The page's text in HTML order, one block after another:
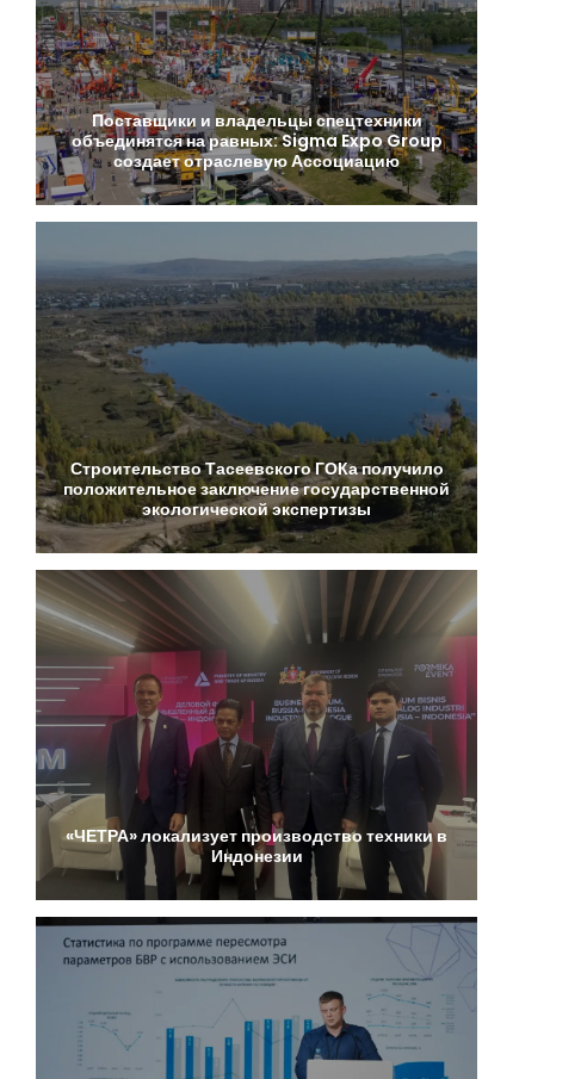
Поставщики и владельцыспецтехники
объединятсянаравных:SigmaExpoGroup
создаетотраслевуюАссоциацию
СтроительствоТасеевскогоГОКаполучило
положительноезаключениегосударственной
экологическойэкспертизы
«ЧЕТРА»локализует производство техникив
Индонезии